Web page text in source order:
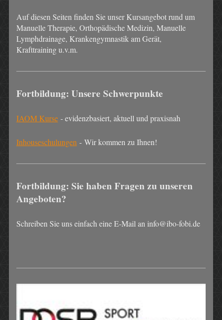
Auf diesen Seiten finden Sie unser Kursangebot rund um
Manuelle Therapie, Orthopädische Medizin, Manuelle
Lymphdrainage, Krankengymnastik am Gerät,
Krafttraining u.v.m.
Fortbildung: Unsere Schwerpunkte
IAOM Kurse- evidenzbasiert, aktuell und praxisnah
Inhouseschulungen- Wir kommen zu Ihnen!
Fortbildung: Sie haben Fragen zu unseren
Angeboten?
Schreiben Sie uns einfach eine E-Mail an info@ibo-fobi.de